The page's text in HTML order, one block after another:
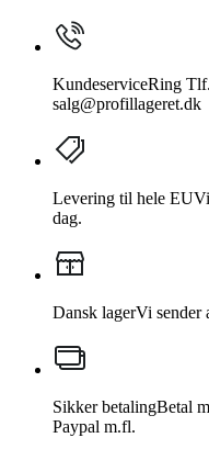
KundeserviceRing
salg@profillageret.dk
Levering til hele EU
dag.
Dansk lagerVi sender
Sikker betalingBetal
Paypal m.fl.